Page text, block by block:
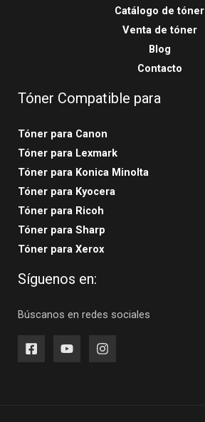
Catálogo de tóner
Venta de tóner
Blog
Contacto
Tóner Compatible para
Tóner para Canon
Tóner para Lexmark
Tóner para Konica Minolta
Tóner para Kyocera
Tóner para Ricoh
Tóner para Sharp
Tóner para Xerox
Síguenos en:
Búscanos en redes sociales